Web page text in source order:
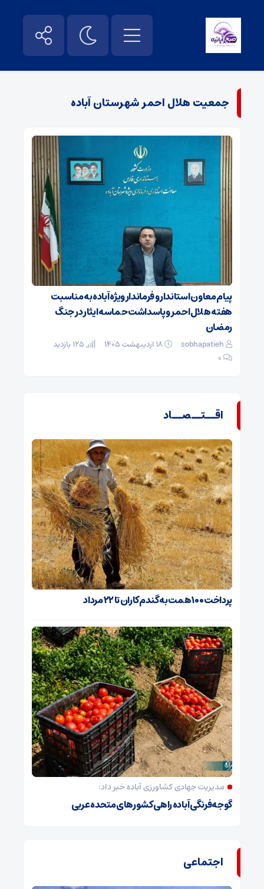
جمعیت هلال احمر شهرستان آباده
پیام معاون استاندار و فرماندار ویژه آباده به مناسبت
هفته هلال‌احمر و پاسداشت حماسه ایثار در جنگ
رمضان
sobhapatieh
۰
اقــتــصــاد
پرداخت ۱۰۰ همت به گندم‌کاران تا ۲۲ مرداد
مدیریت جهادی کشاورزی آباده خبر داد:
گوجه‌فرنگی آباده راهی کشورهای متحده عربی
اجتماعی